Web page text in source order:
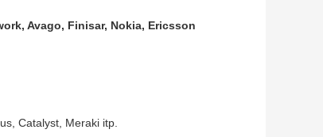
Avago, Finisar, Nokia, Ericsson
Catalyst, Meraki itp.